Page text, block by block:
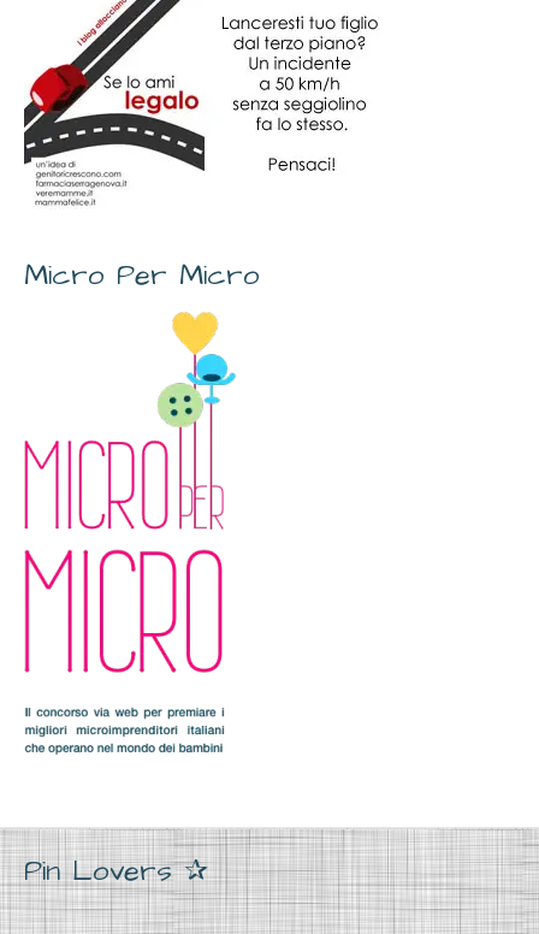
Micro Per Micro
Pin Lovers ✰